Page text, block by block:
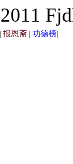
| 报恩斋 | 功德榜|